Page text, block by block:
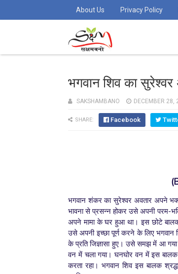
About Us Privacy Policy
भगवान शिव का
SAKSHAMBANO DECEMBER 28,
SHARE: Facebook
भगवान शंकर का सुरेश्वर अवतार अपने
भावना से प्रसन्न होकर उसे अपनी परम-
अपने मामा के घर हुआ था। इस छोटे
उसे अपनी इच्छा पूर्ण करने के लिए भगवान
के प्रति जिज्ञासा हुए। उसे समझ में आ
वन में चला गया। घनघोर वन में इस
करता रहा। भगवान शिव इस बालक